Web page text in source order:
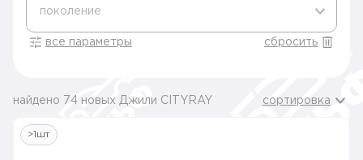
поколение
все параметры сбросить
найдено 74 новых Джили CITYRAY сортировка
>1шт